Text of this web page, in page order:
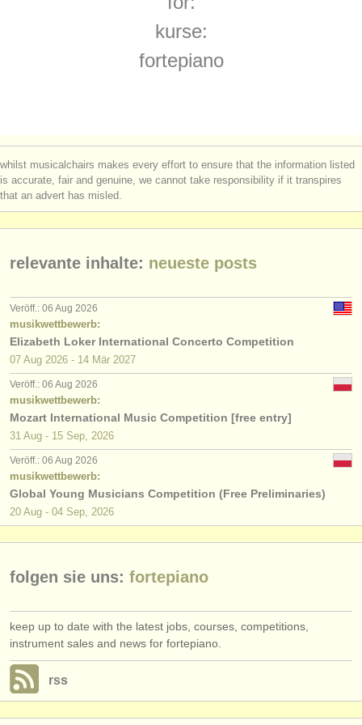
gestohlene instrumente
musikhochschulen
jugendorchester
kontakt
rss feeds
nachrichten in der klassischen musik
verlage:
anzeige veröffentlichen
find out about our
ATS faq
einloggen
kurse: piano accompaniment (3)
klavierwettbewerb (68)
klavier verloren (5)
kurse:
fortepiano
whilst musicalchairs makes every effort to ensure that the information listed
is accurate, fair and genuine, we cannot take responsibility if it transpires
that an advert has misled.
relevante inhalte: neueste posts
Veröff.: 06 Aug 2026
musikwettbewerb:
Elizabeth Loker International Concerto Competition
07 Aug 2026 - 14 Mär 2027
Veröff.: 06 Aug 2026
musikwettbewerb:
Mozart International Music Competition [free entry]
31 Aug - 15 Sep, 2026
Veröff.: 06 Aug 2026
musikwettbewerb:
Global Young Musicians Competition (Free Preliminaries)
20 Aug - 04 Sep, 2026
folgen sie uns: fortepiano
keep up to date with the latest jobs, courses, competitions,
instrument sales and news for fortepiano.
rss